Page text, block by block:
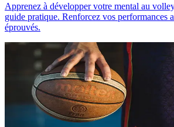
Apprenez à développer votre mental au
guide pratique. Renforcez vos performances
éprouvés.